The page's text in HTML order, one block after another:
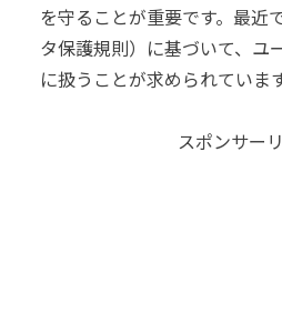
を守ることが重要です。最近
タ保護規則）に基づいて、ユ
に扱うことが求められています
スポンサー